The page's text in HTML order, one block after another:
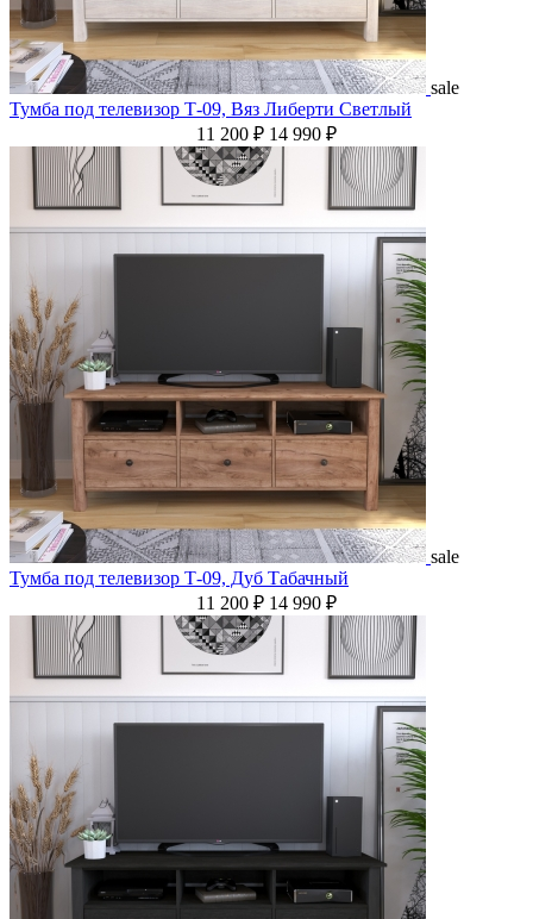
sale
Тумба под телевизор Т-09, Вяз Либерти Светлый
11 200 ₽ 14 990 ₽
sale
Тумба под телевизор Т-09, Дуб Табачный
11 200 ₽ 14 990 ₽